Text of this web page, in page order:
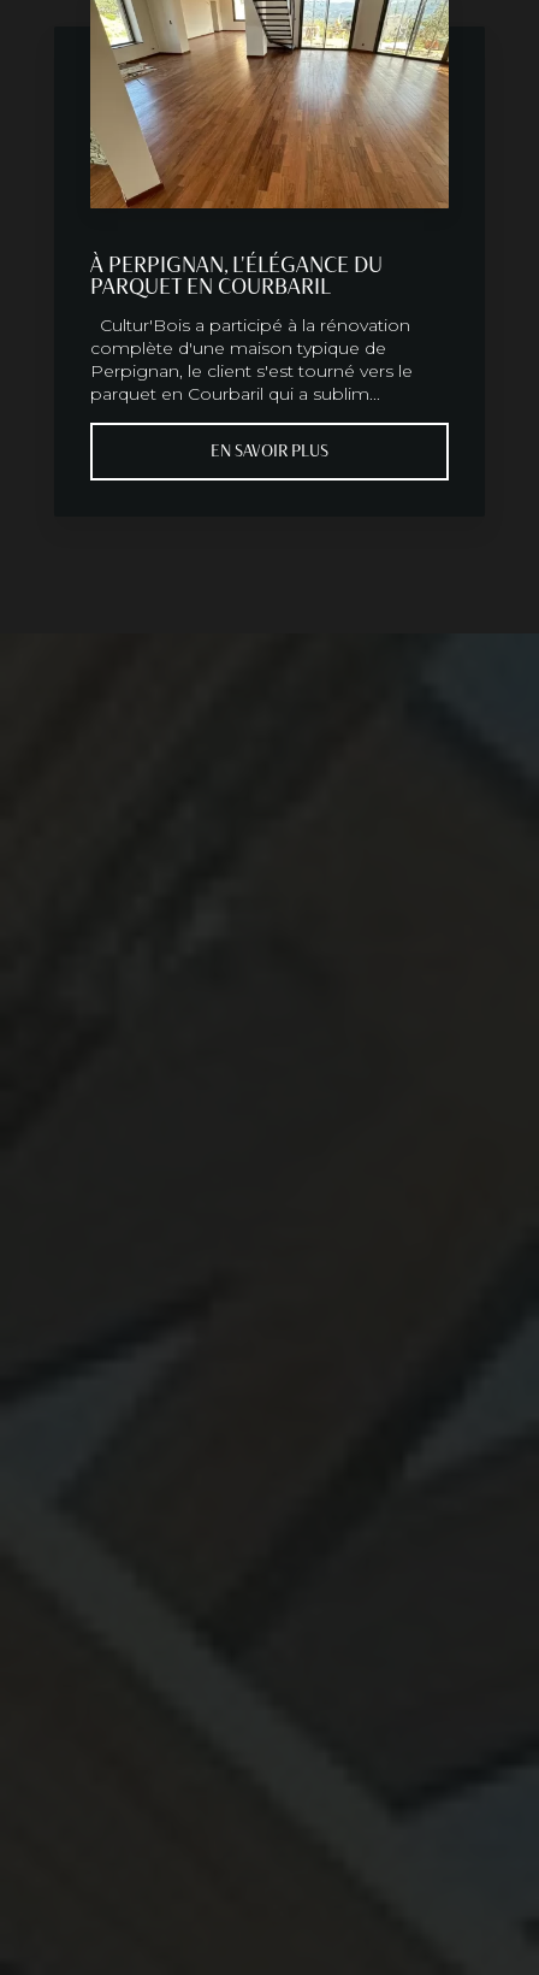
À PERPIGNAN, L'ÉLÉGANCE DU
PARQUET EN COURBARIL
Cultur'Bois a participé à la rénovation
complète d'une maison typique de
Perpignan, le client s'est tourné vers le
parquet en Courbaril qui a sublim...
EN SAVOIR PLUS